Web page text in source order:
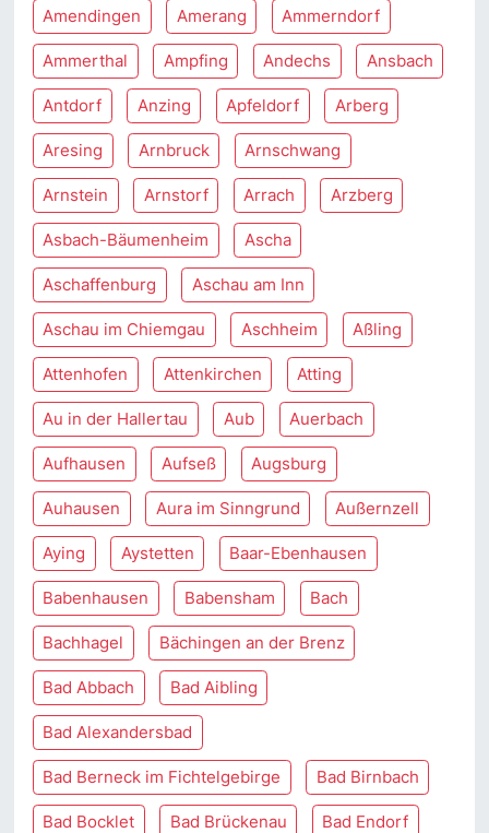
Amendingen Amerang Ammerndorf
Ammerthal Ampfing Andechs Ansbach
Antdorf Anzing Apfeldorf Arberg
Aresing Arnbruck Arnschwang
Arnstein Arnstorf Arrach Arzberg
Asbach-Bäumenheim Ascha
Aschaffenburg Aschau am Inn
Aschau im Chiemgau Aschheim Aßling
Attenhofen Attenkirchen Atting
Au in der Hallertau Aub Auerbach
Aufhausen Aufseß Augsburg
Auhausen Aura im Sinngrund Außernzell
Aying Aystetten Baar-Ebenhausen
Babenhausen Babensham Bach
Bachhagel Bächingen an der Brenz
Bad Abbach Bad Aibling
Bad Alexandersbad
Bad Berneck im Fichtelgebirge Bad Birnbach
Bad Bocklet Bad Brückenau Bad Endorf